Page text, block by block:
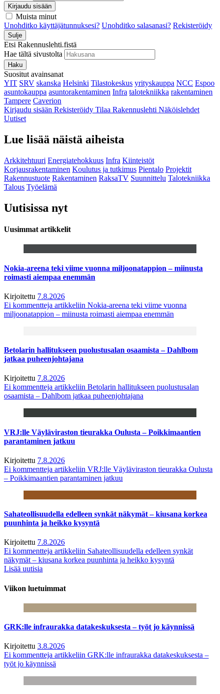
Kirjaudu sisään
Muista minut
Unohditko käyttäjätunnuksesi? Unohditko salasanasi? Rekisteröidy
Sulje
Etsi Rakennuslehti.fistä
Hae tältä sivustolta
Haku
Suositut avainsanat
YIT SRV skanska Helsinki Tilastokeskus yrityskauppa NCC Espoo
asuntokauppa asuntorakentaminen Infra talotekniikka rakentaminen
Tampere Caverion
Kirjaudu sisään Rekisteröidy Tilaa Rakennuslehti Näköislehdet
Uutiset
Lue lisää näistä aiheista
Arkkitehtuuri Energiatehokkuus Infra Kiinteistöt
Korjausrakentaminen Koulutus ja tutkimus Pientalo Projektit
Rakennustuote Rakentaminen RaksaTV Suunnittelu Talotekniikka
Talous Työelämä
Uutisissa nyt
Uusimmat artikkelit
Nokia-areena teki viime vuonna miljoonatappion – miinusta
roimasti aiempaa enemmän
Kirjoitettu 7.8.2026
Ei kommentteja artikkeliin Nokia-areena teki viime vuonna
miljoonatappion – miinusta roimasti aiempaa enemmän
Betolarin hallitukseen puolustusalan osaamista – Dahlbom
jatkaa puheenjohtajana
Kirjoitettu 7.8.2026
Ei kommentteja artikkeliin Betolarin hallitukseen puolustusalan
osaamista – Dahlbom jatkaa puheenjohtajana
VRJ:lle Väyläviraston tieurakka Oulusta – Poikkimaantien
parantaminen jatkuu
Kirjoitettu 7.8.2026
Ei kommentteja artikkeliin VRJ:lle Väyläviraston tieurakka Oulusta
– Poikkimaantien parantaminen jatkuu
Sahateollisuudella edelleen synkät näkymät – kiusana korkea
puunhinta ja heikko kysyntä
Kirjoitettu 7.8.2026
Ei kommentteja artikkeliin Sahateollisuudella edelleen synkät
näkymät – kiusana korkea puunhinta ja heikko kysyntä
Lisää uutisia
Viikon luetuimmat
GRK:lle infraurakka datakeskuksesta – työt jo käynnissä
Kirjoitettu 3.8.2026
Ei kommentteja artikkeliin GRK:lle infraurakka datakeskuksesta –
työt jo käynnissä